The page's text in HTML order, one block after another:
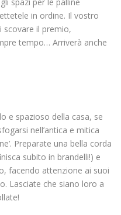
in ordine. Il vostro
scovare il premio,
tempo… Arriverà anche
e spazioso della casa, se
nell’antica e mitica
Preparate una bella corda
subito in brandelli!) e
facendo attenzione ai suoi
Lasciate che siano loro a